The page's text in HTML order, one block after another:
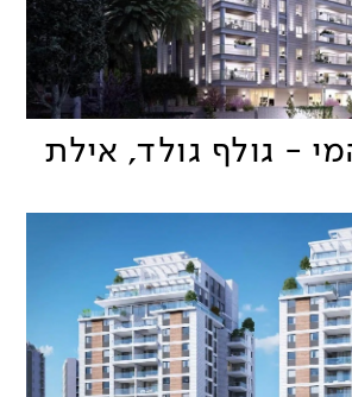
- גולף גולד, אילת